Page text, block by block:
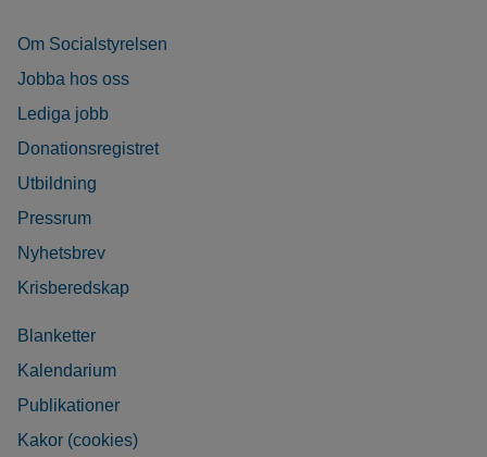
Om Socialstyrelsen
Jobba hos oss
Lediga jobb
Donationsregistret
Utbildning
Pressrum
Nyhetsbrev
Krisberedskap
Blanketter
Kalendarium
Publikationer
Kakor (cookies)